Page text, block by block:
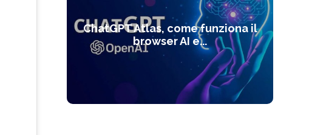
ChatGPT Atlas, come funziona il
browser AI e...